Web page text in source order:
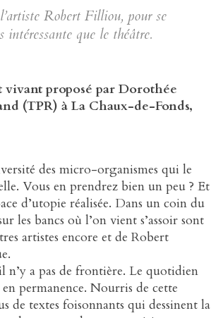
Robert Filliou, pour se
que le théâtre.
vivant proposé par Dorothée
(TPR) à La Chaux-de-Fonds,
des micro-organismes qui le
Vous en prendrez bien un peu ? Et
d’utopie réalisée. Dans un coin du
les bancs où l’on vient s’assoir sont
artistes encore et de Robert
n’y a pas de frontière. Le quotidien
permanence. Nourris de cette
textes foisonnants qui dessinent la